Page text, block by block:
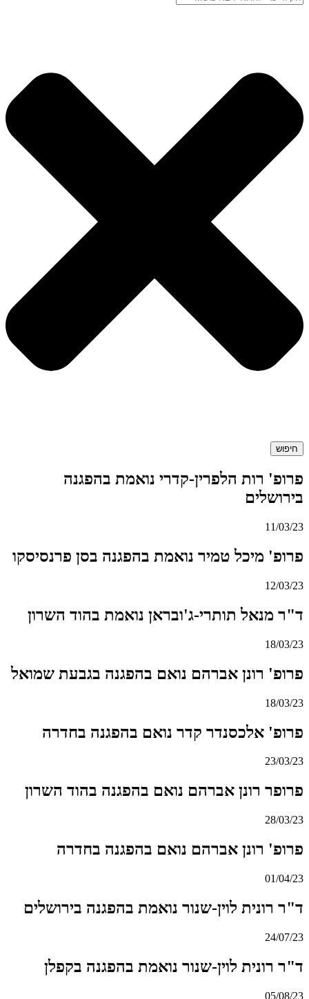
חיפוש
פרופ' רות הלפרין-קדרי נואמת בהפגנה
בירושלים
11/03/23
פרופ' מיכל טמיר נואמת בהפגנה בסן פרנסיסקו
12/03/23
ד"ר מנאל תותרי-ג'ובראן נואמת בהוד השרון
18/03/23
פרופ' רונן אברהם נואם בהפגנה בגבעת שמואל
18/03/23
פרופ' אלכסנדר קדר נואם בהפגנה בחדרה
23/03/23
פרופר רונן אברהם נואם בהפגנה בהוד השרון
28/03/23
פרופ' רונן אברהם נואם בהפגנה בחדרה
01/04/23
ד"ר רונית לוין-שנור נואמת בהפגנה בירושלים
24/07/23
ד"ר רונית לוין-שנור נואמת בהפגנה בקפלן
05/08/23